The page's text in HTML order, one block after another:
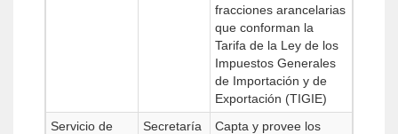
fracciones arancelarias
que conforman la
Tarifa de la Ley de los
Impuestos Generales
de Importación y de
Exportación (TIGIE)
Servicio de
Secretaría
Capta y provee los